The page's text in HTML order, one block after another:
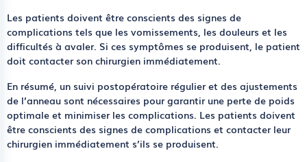
Les patients doivent être conscients des signes de
complications tels que les vomissements, les douleurs et les
difficultés à avaler. Si ces symptômes se produisent, le patient
doit contacter son chirurgien immédiatement.
En résumé, un suivi postopératoire régulier et des ajustements
de l’anneau sont nécessaires pour garantir une perte de poids
optimale et minimiser les complications. Les patients doivent
être conscients des signes de complications et contacter leur
chirurgien immédiatement s’ils se produisent.